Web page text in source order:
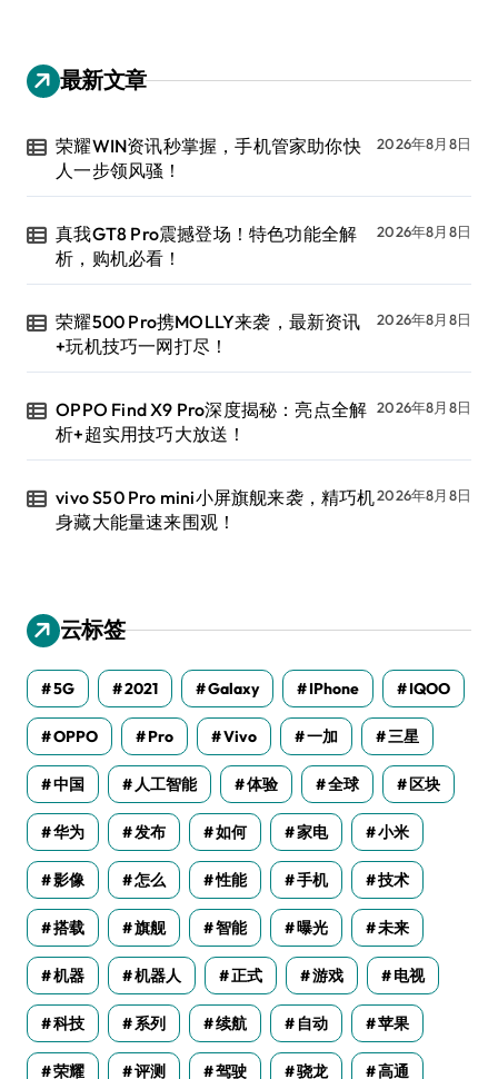
最新文章
荣耀WIN资讯秒掌握，手机管家助你快
人一步领风骚！
2026年8月8日
真我GT8 Pro震撼登场！特色功能全解
析，购机必看！
2026年8月8日
荣耀500 Pro携MOLLY来袭，最新资讯
+玩机技巧一网打尽！
2026年8月8日
OPPO Find X9 Pro深度揭秘：亮点全解
析+超实用技巧大放送！
2026年8月8日
vivo S50 Pro mini小屏旗舰来袭，精巧机
身藏大能量速来围观！
2026年8月8日
云标签
5G 2021 Galaxy IPhone IQOO
OPPO Pro Vivo 一加 三星
中国 人工智能 体验 全球 区块
华为 发布 如何 家电 小米
影像 怎么 性能 手机 技术
搭载 旗舰 智能 曝光 未来
机器 机器人 正式 游戏 电视
科技 系列 续航 自动 苹果
荣耀 评测 驾驶 骁龙 高通